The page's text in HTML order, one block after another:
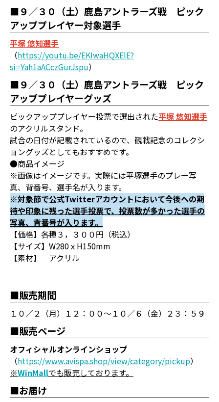
■９／３０（土）鹿島アントラーズ戦 ピック
アッププレイヤー対象選手
平塚 悠知選手
（https://youtu.be/EKIwaHQXElE?
si=Yah1aACczGurJspu）
■９／３０（土）鹿島アントラーズ戦 ピック
アッププレイヤーグッズ
ピックアッププレイヤー投票で選出された平塚 悠知選手
のアクリルスタンド。
試合の日付が記載されているので、観戦記念のコレクシ
ョングッズとしてもおすすめです。
●商品イメージ
※画像はイメージです。実際には平塚選手のプレー写
真、背番号、選手名が入ります。
※対象節で公式Twitterアカウントにおいて今後への期
待や印象に残った選手投票で、投票数が多かった選手の
写真、背番号が入ります。
【価格】各種３，３００円（税込）
【サイズ】W280ｘH150mm
【素材】 アクリル
■販売期間
１０／２（月）１２：００～１０／６（金）２３：５９
■販売ページ
オフィシャルオンラインショップ
（https://www.avispa.shop/view/category/pickup）
※WinMallでも販売しております。
■お届け